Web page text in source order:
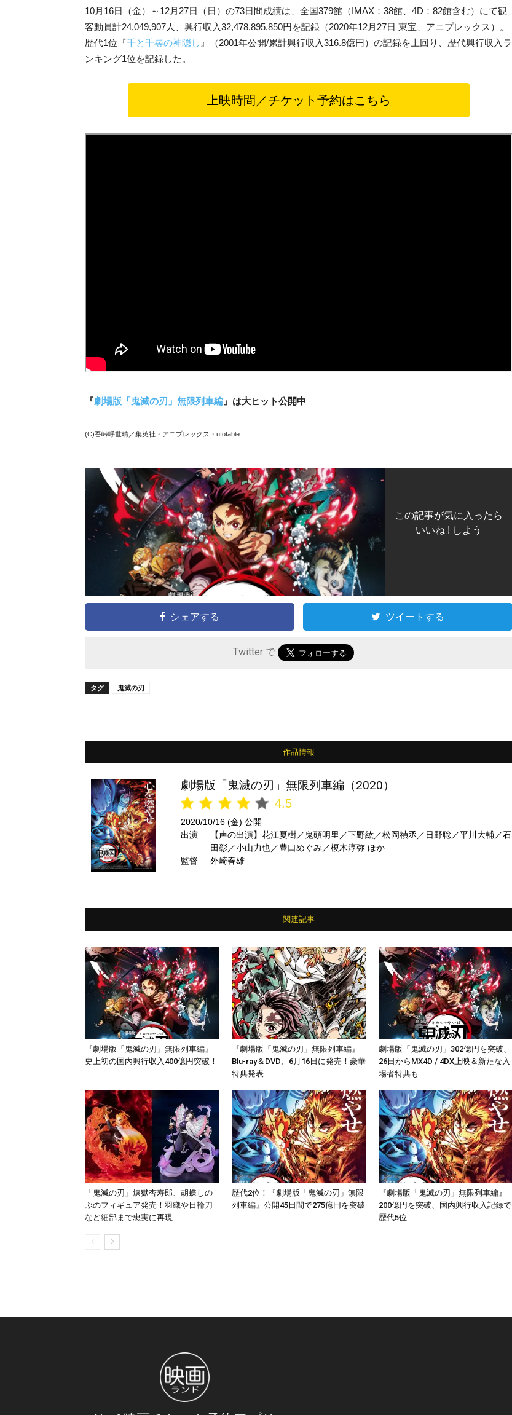
10月16日（金）～12月27日（日）の73日間成績は、全国379館（IMAX：38館、4D：82館含む）にて観
客動員計24,049,907人、興行収入32,478,895,850円を記録（2020年12月27日 東宝、アニプレックス）。
歴代1位『千と千尋の神隠し 』（2001年公開/累計興行収入316.8億円）の記録を上回り、歴代興行収入ラ
ンキング1位を記録した。
上映時間／チケット予約はこちら
『劇場版「鬼滅の刃」無限列車編 』は大ヒット公開中
(C)吾峠呼世晴／集英社・アニプレックス・ufotable
この記事が気に入ったら
いいね ! しよう
シェアする ツイートする
Twitter で
タグ 鬼滅の刃
作品情報
劇場版「鬼滅の刃」無限列車編（2020）
4.5
2020/10/16 (金) 公開
出演
【声の出演】花江夏樹／鬼頭明里／下野紘／松岡禎丞／日野聡／平川大輔／石
田彰／小山力也／豊口めぐみ／榎木淳弥 ほか
監督
外崎春雄
関連記事
『劇場版「鬼滅の刃」無限列車編』
史上初の国内興行収入400億円突破！
『劇場版「鬼滅の刃」無限列車編』
Blu-ray＆DVD、6月16日に発売！豪華
特典発表
劇場版「鬼滅の刃」302億円を突破、
26日からMX4D / 4DX上映＆新たな入
場者特典も
「鬼滅の刃」煉獄杏寿郎、胡蝶しの
ぶのフィギュア発売！羽織や日輪刀
など細部まで忠実に再現
歴代2位！『劇場版「鬼滅の刃」無限
列車編』公開45日間で275億円を突破
『劇場版「鬼滅の刃」無限列車編』
200億円を突破、国内興行収入記録で
歴代5位